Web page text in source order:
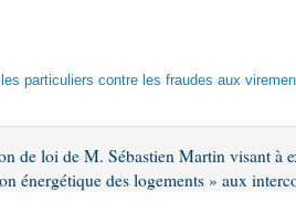
particuliers contre les fraudes aux
de loi de M. Sébastien Martin visant à
énergétique des logements » aux